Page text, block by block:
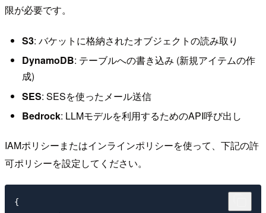
限が必要です。
S3: バケットに格納されたオブジェクトの読み取り
DynamoDB: テーブルへの書き込み (新規アイテムの作
成)
SES: SESを使ったメール送信
Bedrock: LLMモデルを利用するためのAPI呼び出し
IAMポリシーまたはインラインポリシーを使って、下記の許
可ポリシーを設定してください。
{